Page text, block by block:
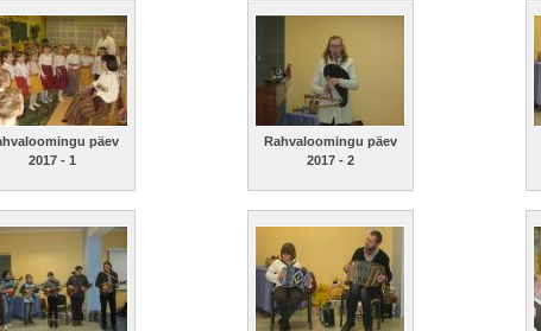
päev
2017 - 1
Rahvaloomingu päev
2017 - 2